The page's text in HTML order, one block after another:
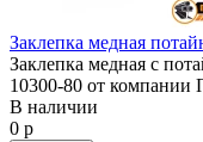
Заклепка медная
Заклепка медная с
10300-80 от
В наличии
0 р